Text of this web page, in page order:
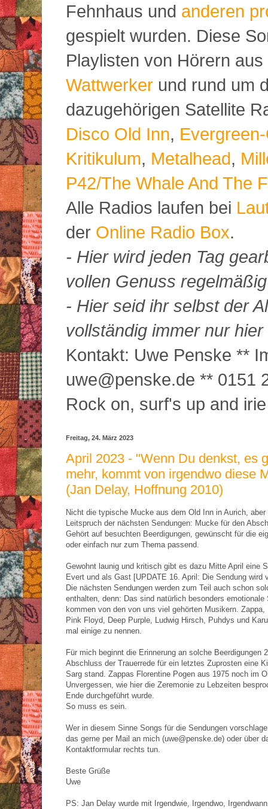
Fehnhaus und anderen
gespielt wurden. Diese
Playlisten von Hörern
Wattwerker und rund um
dazugehörigen Satellite
Disco Old Inn,
Kritikulum, Metalhead,
P42/The Whale And The
Alle Radios laufen bei
der Online Radio Box.
- Hier wird jeden Tag
vollen Genuss
- Hier seid ihr selbst der
vollständig immer nur
Kontakt: Uwe Penske **
uwe@penske.de ** 0151
Rock on, surf's up and
Freitag, 24. März 2023
April 2023 - "Wenn Du denkst, es
mehr, kommt von irgendwo diese
(Jan Delay, Hoffnung 2010)
Nicht die typische Mucke aus dem Old Inn in Aurich, aber
Leitspruch der nächsten Sendungen: Mucke für den
Gehört auf besuchten Beerdigungen, gewünscht für die
oder einfach nur zum Thema passend.
Gewohnt launig und kritisch gibt es dazu Mitte April eine
Evert und als Gast [UPDATE 16. April: Die Sendung wird
Die nächsten Sendungen werden zum Teil auch schon
enthalten, denn: Das sind natürlich besonders emotionale
kommen von den von uns viel gehörten Musikern. Zappa,
Pink Floyd, Deep Purple, Ludwig Hirsch, Puhdys und
mal einige zu nennen.
Für mich beginnt die Erinnerung an solche Beerdigungen
Abschluss der Trauerrede für ein letztes Zuprosten eine
Sarg stand. Zappas Florentine Pogen aus 1975 noch im
Unvergessen, wie hier die Zeremonie zu Lebzeiten
Ende durchgeführt wurde.
So muss es sein.
Wer in diesem Sinne Songs für die Sendungen
das gerne per Mail an mich (uwe@penske.de) oder über
Kontaktformular rechts tun.
Beste Grüße
Uwe
PS: Jan Delay wurde mit Irgendwie, Irgendwo,